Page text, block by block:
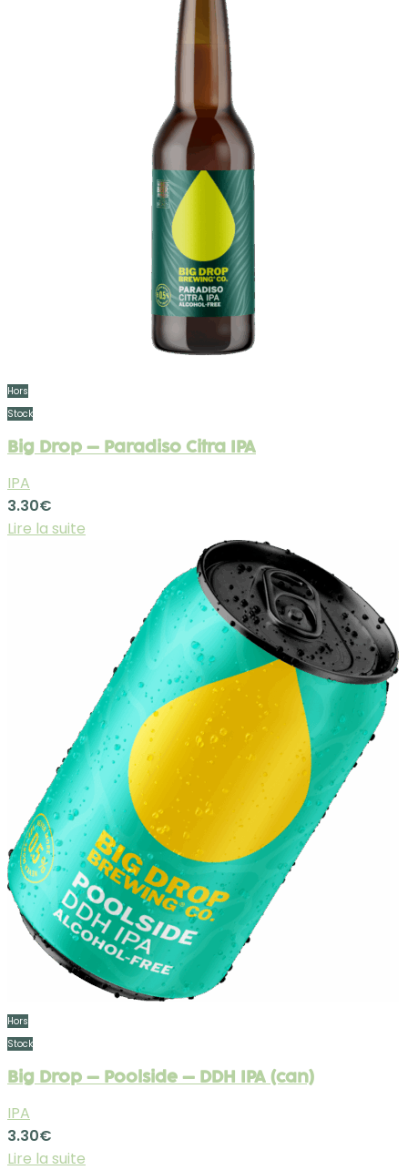
Hors
Stock
Big Drop – Paradiso Citra IPA
IPA
3.30€
Lire la suite
Hors
Stock
Big Drop – Poolside – DDH IPA (can)
IPA
3.30€
Lire la suite